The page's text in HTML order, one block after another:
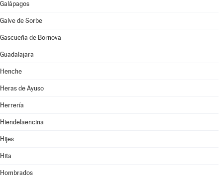
Galápagos
Galve de Sorbe
Gascueña de Bornova
Guadalajara
Henche
Heras de Ayuso
Herrería
Hiendelaencina
Hijes
Hita
Hombrados